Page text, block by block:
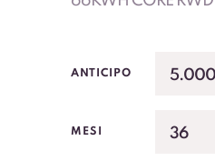
VEDI TUTTI
ANTICIPO 5.000
MESI 36